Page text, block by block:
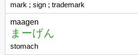
mark ; sign ; trademark
maagen
まーげん
stomach